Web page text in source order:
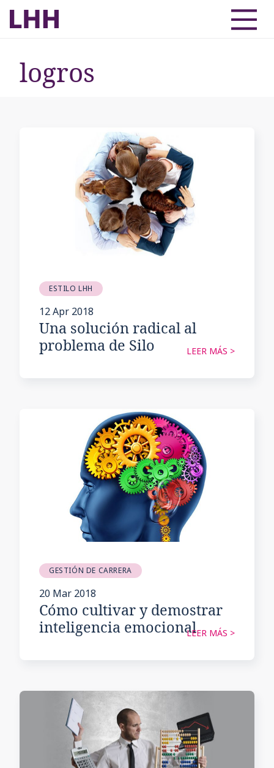
logros
ESTILO LHH
12 Apr 2018
Una solución radical al
problema de Silo
LEER MÁS >
GESTIÓN DE CARRERA
20 Mar 2018
Cómo cultivar y demostrar
inteligencia emocionalLEER MÁS >